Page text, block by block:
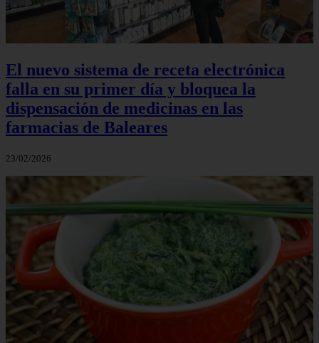
El nuevo sistema de receta electrónica
falla en su primer día y bloquea la
dispensación de medicinas en las
farmacias de Baleares
23/02/2026